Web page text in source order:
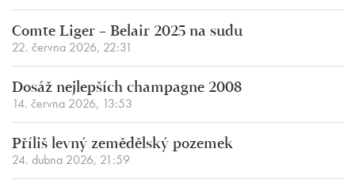
Comte Liger – Belair 2025 na sudu
22. června 2026, 22:31
Dosáž nejlepších champagne 2008
14. června 2026, 13:53
Příliš levný zemědělský pozemek
24. dubna 2026, 21:59